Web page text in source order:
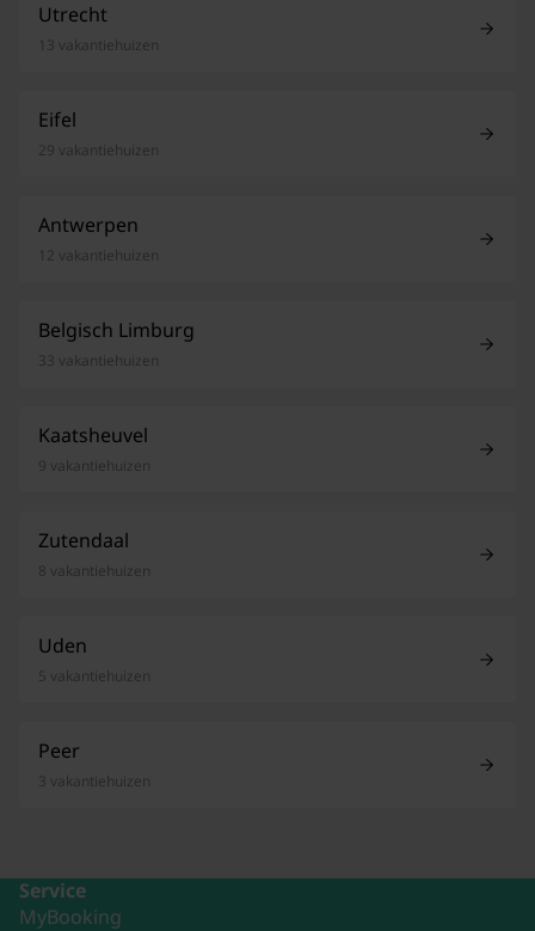
Utrecht
13 vakantiehuizen
Eifel
29 vakantiehuizen
Antwerpen
12 vakantiehuizen
Belgisch Limburg
33 vakantiehuizen
Kaatsheuvel
9 vakantiehuizen
Zutendaal
8 vakantiehuizen
Uden
5 vakantiehuizen
Peer
3 vakantiehuizen
Service
MyBooking